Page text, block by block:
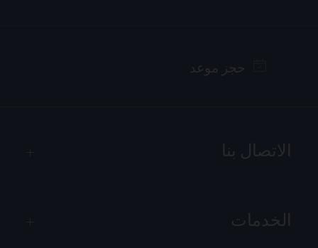
حجز موعد
الاتصال بنا
الخدمات